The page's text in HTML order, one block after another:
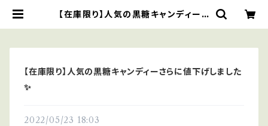
【在庫限り】人気の黒糖キャンディーさ
【在庫限り】人気の黒糖キャンディーさらに値下げしました
✨
2022/05/23 18:03